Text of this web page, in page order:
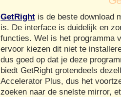
GetRight is de beste download
is. De interface is duidelijk en
functies. Wel is het programma
ervoor kiezen dit niet te
dus goed op dat je deze
biedt GetRight grotendeels
Accelerator Plus, dus het
zoeken naar de snelste mirror,